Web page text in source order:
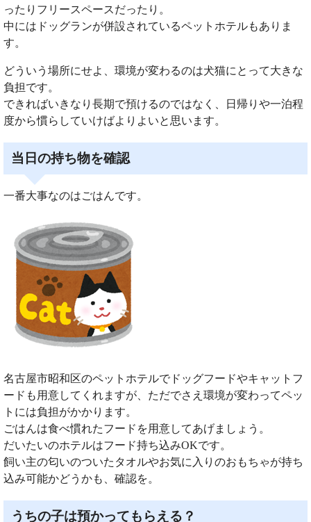
ったりフリースペースだったり。
中にはドッグランが併設されているペットホテルもありま
す。
どういう場所にせよ、環境が変わるのは犬猫にとって大きな
負担です。
できればいきなり長期で預けるのではなく、日帰りや一泊程
度から慣らしていけばよりよいと思います。
当日の持ち物を確認
一番大事なのはごはんです。
名古屋市昭和区のペットホテルでドッグフードやキャットフ
ードも用意してくれますが、ただでさえ環境が変わってペッ
トには負担がかかります。
ごはんは食べ慣れたフードを用意してあげましょう。
だいたいのホテルはフード持ち込みOKです。
飼い主の匂いのついたタオルやお気に入りのおもちゃが持ち
込み可能かどうかも、確認を。
うちの子は預かってもらえる？